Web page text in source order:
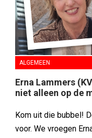
ALGEMEEN
Erna Lammers
niet alleen op de
Kom uit die bubbel!
voor. We vroegen